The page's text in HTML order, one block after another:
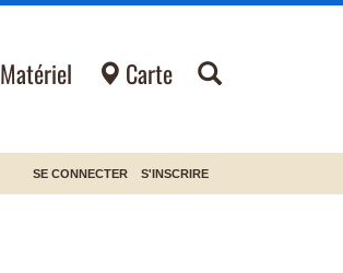
Matériel Carte
SE CONNECTER S'INSCRIRE